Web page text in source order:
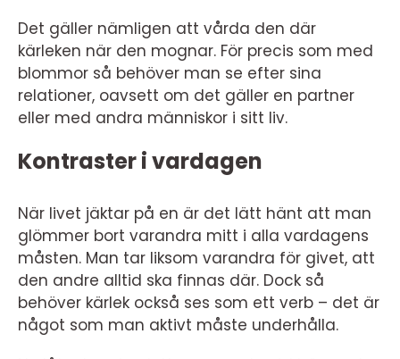
Det gäller nämligen att vårda den där
kärleken när den mognar. För precis som med
blommor så behöver man se efter sina
relationer, oavsett om det gäller en partner
eller med andra människor i sitt liv.
Kontraster i vardagen
När livet jäktar på en är det lätt hänt att man
glömmer bort varandra mitt i alla vardagens
måsten. Man tar liksom varandra för givet, att
den andre alltid ska finnas där. Dock så
behöver kärlek också ses som ett verb – det är
något som man aktivt måste underhålla.